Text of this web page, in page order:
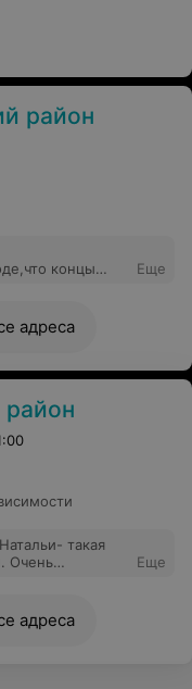
Очень
- всегда
ней придется
А если
это хорошее
район
концы
со своими
стоит 21
постричь
денег не
Еще
адреса
такая
Очень
ремонта:
просторно, с
на
Еще
адреса